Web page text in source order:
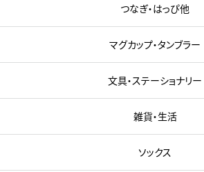
つなぎ・はっぴ他
マグカップ・タンブラー
文具・ステーショナリー
雑貨・生活
ソックス